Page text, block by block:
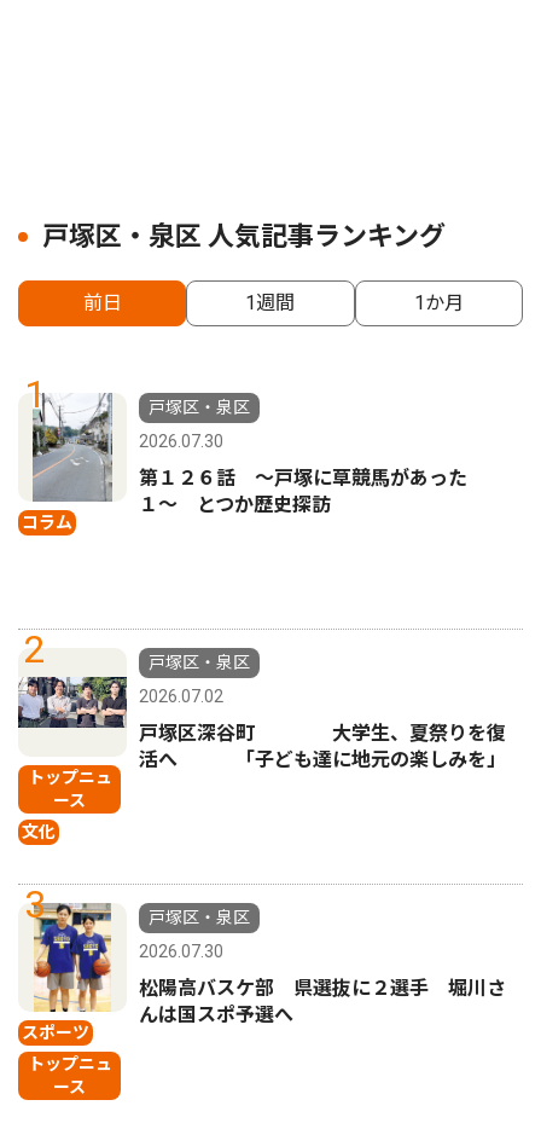
戸塚区・泉区 人気記事ランキング
前日 1週間 1か月
1
コラム
戸塚区・泉区
2026.07.30
第１２６話 〜戸塚に草競馬があった
１〜 とつか歴史探訪
2
トップニュ
ース
文化
戸塚区・泉区
2026.07.02
戸塚区深谷町 大学生、夏祭りを復
活へ 「子ども達に地元の楽しみを」
3
スポーツ
トップニュ
ース
戸塚区・泉区
2026.07.30
松陽高バスケ部 県選抜に２選手 堀川さ
んは国スポ予選へ